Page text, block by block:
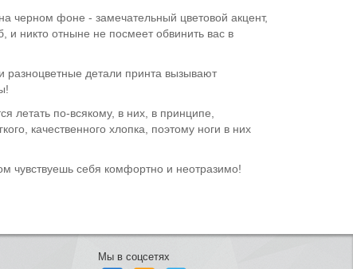
черном фоне - замечательный цветовой акцент,
и никто отныне не посмеет обвинить вас в
детали принта вызывают
летать по-всякому, в них, в принципе,
качественного хлопка, поэтому ноги в них
чувствуешь себя комфортно и неотразимо!
Мы в соцсетях